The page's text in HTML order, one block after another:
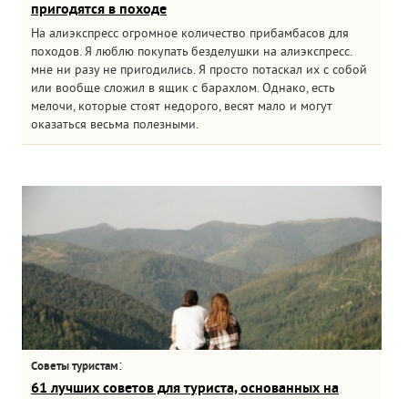
пригодятся в походе
На алиэкспресс огромное количество прибамбасов для
походов. Я люблю покупать безделушки на алиэкспресс.
мне ни разу не пригодились. Я просто потаскал их с собой
или вообще сложил в ящик с барахлом. Однако, есть
мелочи, которые стоят недорого, весят мало и могут
оказаться весьма полезными.
Советы туристам:
61 лучших советов для туриста, основанных на